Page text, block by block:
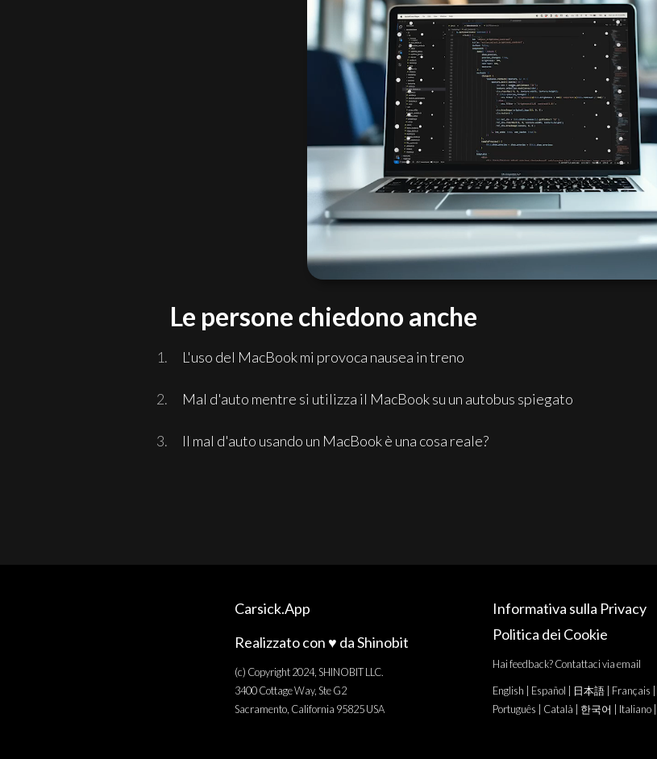
Le persone chiedono anche
L'uso del MacBook mi provoca nausea in treno
Mal d'auto mentre si utilizza il MacBook su un autobus spiegato
Il mal d'auto usando un MacBook è una cosa reale?
Carsick.App
Realizzato con ♥️ da Shinobit
(c) Copyright 2024, SHINOBIT LLC.
3400 Cottage Way, Ste G2
Sacramento, California 95825 USA
Informativa sulla Privacy
Politica dei Cookie
Hai feedback? Contattaci via email
English Español 日本語 Français
Português
Català 한국어 Italiano